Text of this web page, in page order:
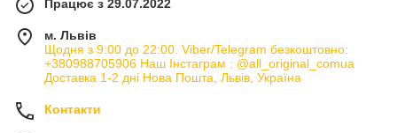
Працює з 29.07.2022
м. Львів
Щодня з 9:00 до 22:00. Viber/Telegram безкоштовно:
+380988705906 Наш Інстаграм : @all_original_comua
Доставка 1-2 дні Нова Пошта, Львів, Україна
Контакти